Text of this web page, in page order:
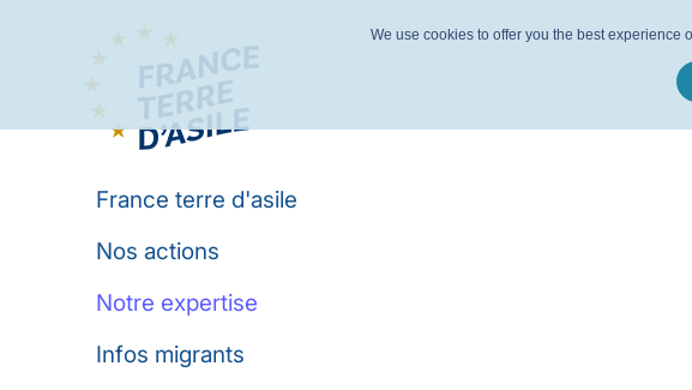
France terre d'asile
Nos actions
Notre expertise
Infos migrants
We use cookies to offer you the best experience